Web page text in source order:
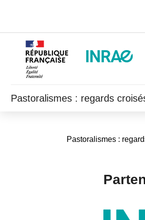
Pastoralismes : regards
Pastoralismes :